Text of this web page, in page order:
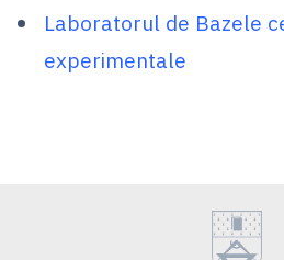
Laboratorul de Bazele
experimentale